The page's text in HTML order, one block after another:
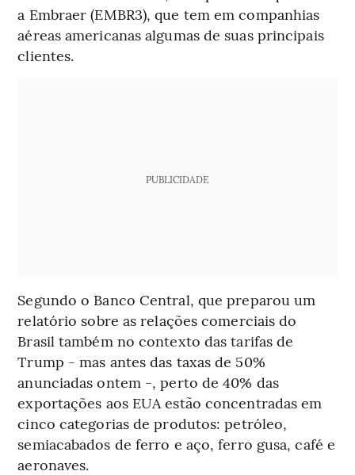
a Embraer (EMBR3), que tem em companhias
aéreas americanas algumas de suas principais
clientes.
PUBLICIDADE
Segundo o Banco Central, que preparou um
relatório sobre as relações comerciais do
Brasil também no contexto das tarifas de
Trump - mas antes das taxas de 50%
anunciadas ontem -, perto de 40% das
exportações aos EUA estão concentradas em
cinco categorias de produtos: petróleo,
semiacabados de ferro e aço, ferro gusa, café e
aeronaves.